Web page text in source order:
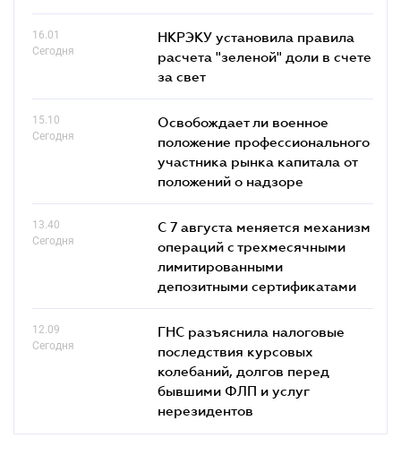
16.01
Сегодня
НКРЭКУ установила правила
расчета "зеленой" доли в счете
за свет
15.10
Сегодня
Освобождает ли военное
положение профессионального
участника рынка капитала от
положений о надзоре
13.40
Сегодня
С 7 августа меняется механизм
операций с трехмесячными
лимитированными
депозитными сертификатами
12.09
Сегодня
ГНС разъяснила налоговые
последствия курсовых
колебаний, долгов перед
бывшими ФЛП и услуг
нерезидентов